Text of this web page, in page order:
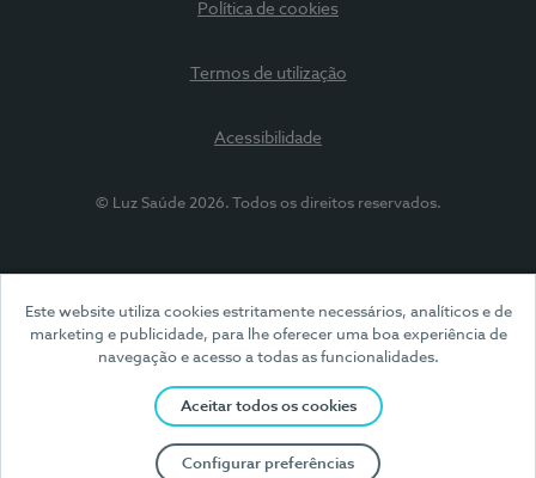
Este website utiliza cookies estritamente necessários, analíticos e de
marketing e publicidade, para lhe oferecer uma boa experiência de
navegação e acesso a todas as funcionalidades.
Aceitar todos os cookies
Configurar preferências
Política de cookies
Termos de utilização
Acessibilidade
© Luz Saúde 2026. Todos os direitos reservados.